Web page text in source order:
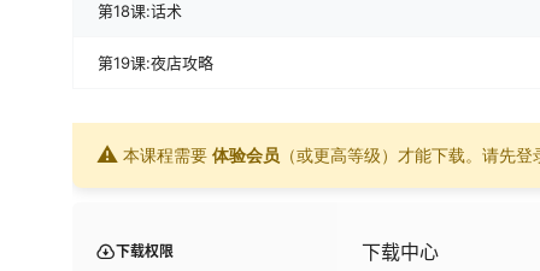
第18课:话术
第19课:夜店攻略
⚠ 本课程需要 体验会员 （或更高等级）才能下载。请先登
下载权限 下载中心